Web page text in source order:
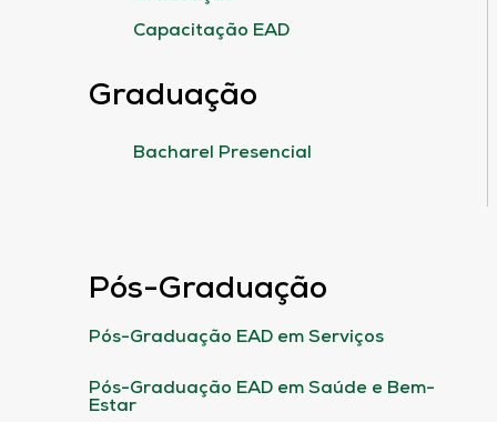
Capacitação EAD
Graduação
Bacharel Presencial
Pós-Graduação
Pós-Graduação EAD em Serviços
Pós-Graduação EAD em Saúde e Bem-
Estar